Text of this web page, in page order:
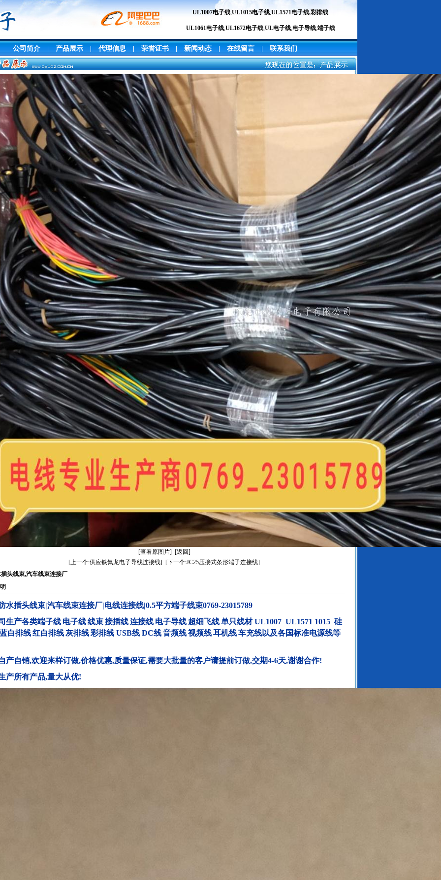
UL1007电子线,UL1015电子线,UL1571电子线,彩排线
UL1061电子线,UL1672电子线,UL电子线,电子导线,端子线
公司简介|产品展示|代理信息|荣誉证书|新闻动态|在线留言|联系我们
[查看原图片] [返回]
[上一个:供应铁氟龙电子导线连接线] [下一个:JC25压接式条形端子连接线]
头线束,汽车线束连接厂
水插头线束|汽车线束连接厂|电线连接线|0.5平方端子线束0769-23015789
生产各类端子线 电子线 线束 接插线 连接线 电子导线 超细飞线 单只线材UL1007 UL1571 1015 硅
白排线 红白排线 灰排线 彩排线USB线DC线 音频线 视频线 耳机线 车充线以及各国标准电源线等
产自销,欢迎来样订做,价格优惠,质量保证,需要大批量的客户请提前订做,交期4-6天,谢谢合作!
产所有产品,量大从优!